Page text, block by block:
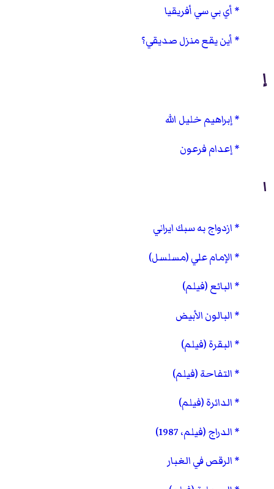
أي بي سي أفريقيا
أين يقع منزل صديقي؟
إ
إبراهيم خليل الله
إعدام فرعون
ا
ازدواج به سبك ايراني
الإمام علي (مسلسل)
البائع (فيلم)
البالون الأبيض
البقرة (فيلم)
التفاحة (فيلم)
الدائرة (فيلم)
الدراج (فيلم، 1987)
الرقص في الغبار